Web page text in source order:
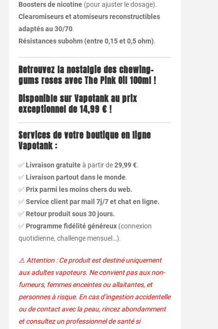
Boosters de nicotine(pour ajuster le dosage).
Clearomiseurs et atomiseurs reconstructibles
adaptés au 30/70.
Résistances subohm (entre 0,15 et 0,5 ohm).
Retrouvez la nostalgie des chewing-
gums roses avec The Pink Oil 100ml !
Disponible sur Vapotank au prix
exceptionnel de 14,99 € !
Services de votre boutique en ligne
Vapotank :
✅ Livraison gratuiteà partir de29,99 €.
✅ Livraison partout dans le monde.
✅ Prix parmi les moins chers du web.
✅Service client par mail 7j/7 et chat en ligne.
✅ Retour produit sous 30 jours.
✅ Programme fidélité généreux(connexion
quotidienne, challenge mensuel…).
⚠️ Attention : Ce produit est destiné uniquement
aux adultes vapoteurs. Ne convient pas aux non-
fumeurs, femmes enceintes ou allaitantes, et
personnes à risque. En cas d’ingestion accidentelle
ou de contact avec la peau, rincez abondamment
et consultez un professionnel de santé si